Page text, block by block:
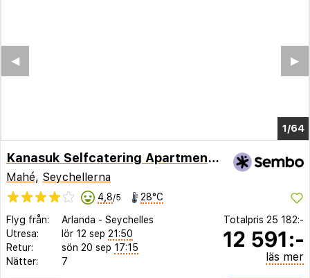
1/58
▶︎
◀︎
Kanasuk Selfcatering Apartments
Mahé, Seychellerna
4,8/5 28°C
Flyg från: Arlanda - Seychelles
Utresa:
lör 12 sep 21:50
Retur:
sön 20 sep 17:15
Nätter:
7
Totalpris 25 182:-
12 591:-
läs mer